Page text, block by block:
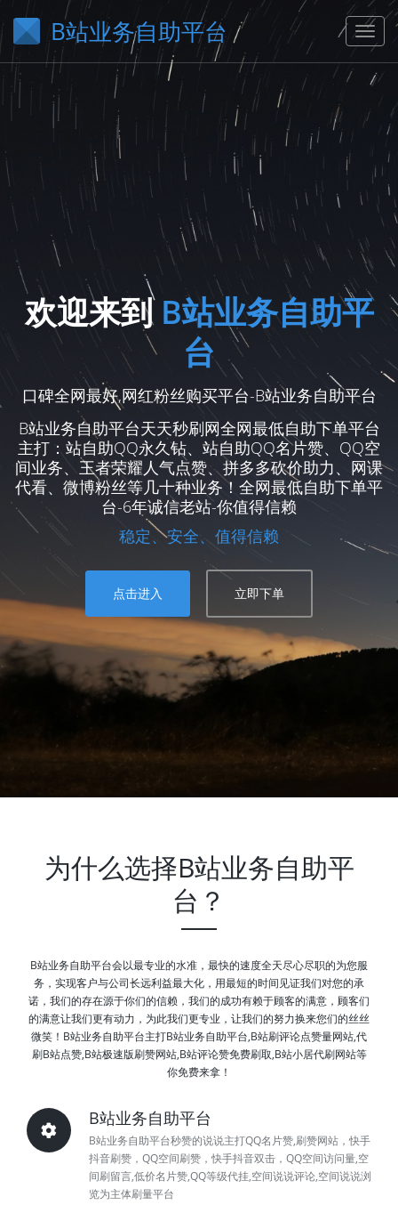
B站业务自助平台
欢迎来到B站业务自助平
台
口碑全网最好,网红粉丝购买平台-B站业务自助平台
B站业务自助平台天天秒刷网全网最低自助下单平台
主打：站自助QQ永久钻、站自助QQ名片赞、QQ空
间业务、王者荣耀人气点赞、拼多多砍价助力、网课
代看、微博粉丝等几十种业务！全网最低自助下单平
台-6年诚信老站-你值得信赖
稳定、安全、值得信赖
点击进入 立即下单
为什么选择B站业务自助平
台？
B站业务自助平台会以最专业的水准，最快的速度全天尽心尽职的为您服
务，实现客户与公司长远利益最大化，用最短的时间见证我们对您的承
诺，我们的存在源于你们的信赖，我们的成功有赖于顾客的满意，顾客们
的满意让我们更有动力，为此我们更专业，让我们的努力换来您们的丝丝
微笑！B站业务自助平台主打B站业务自助平台,B站刷评论点赞量网站,代
刷B站点赞,B站极速版刷赞网站,B站评论赞免费刷取,B站小居代刷网站等
你免费来拿！
B站业务自助平台
B站业务自助平台秒赞的说说主打QQ名片赞,刷赞网站，快手
抖音刷赞，QQ空间刷赞，快手抖音双击，QQ空间访问量,空
间刷留言,低价名片赞,QQ等级代挂,空间说说评论,空间说说浏
览为主体刷量平台